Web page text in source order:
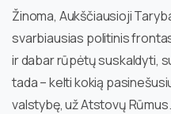
Žinoma, Aukščiausioji
svarbiausias politinis
ir dabar rūpėtų suskaldyti,
tada – kelti kokią
valstybę, už Atstovų Rūmus.